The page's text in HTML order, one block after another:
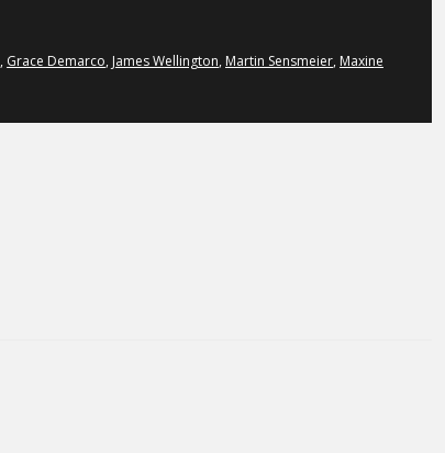
, Grace Demarco, James Wellington, Martin Sensmeier, Maxine